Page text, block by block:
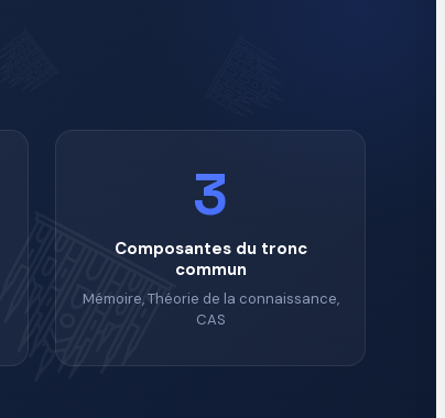
3
Composantes du tronc
commun
Mémoire, Théorie de la connaissance,
CAS